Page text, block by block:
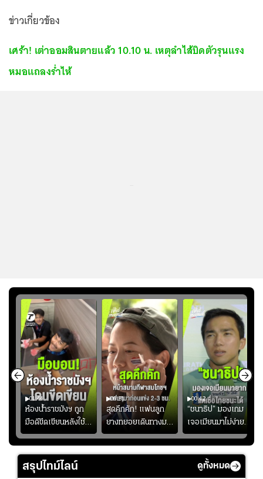
ข่าวเกี่ยวข้อง
เศร้า! เต่าออมสินตายแล้ว 10.10 น. เหตุลำไส้บิดตัวรุนแรง
หมอแถลงร่ำไห้
01:44
ห้องน้ำราชมังฯ ถูก
มือดีขีดเขียนหลังใช้
งานเพียงนัดเดียว
สมาคมฟุตบอลฯ
วอนแฟนบอลร่วมกัน
ดูแล
00:51
สุดคึกคัก! แฟนลูก
ยางทยอยเดินทางมา
หน้าสนามกีฬา
สมโภชฯ กันอย่าง
00:42
“ชนาธิป” มองเกม
เจอเมียนมาไม่ง่าย
ยอมรับเป็นงานยาก
สำหรับทีมชาติไทย
แต่เชื่อมั่นศักยภาพ
ของทัพช้างศึก
สรุปไทม์ไลน์ ดูทั้งหมด